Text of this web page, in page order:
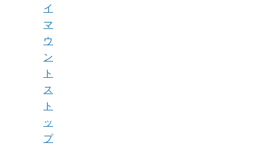
イ
マ
ウ
ン
ト
ス
ト
ッ
プ